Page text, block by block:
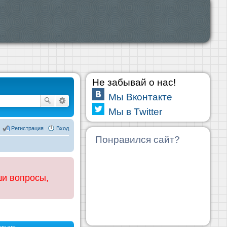
Вход
Регистрация
вопросы,
Не забывай о нас!
Мы Вконтакте
Мы в Twitter
Понравился сайт?